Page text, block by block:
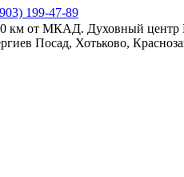
199-47-89
от МКАД. Духовный центр
Посад, Хотьково,